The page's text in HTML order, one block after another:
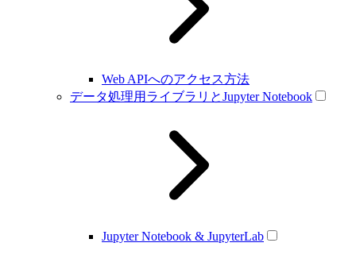
Web APIへのアクセス方法
データ処理用ライブラリとJupyter Notebook
Jupyter Notebook & JupyterLab